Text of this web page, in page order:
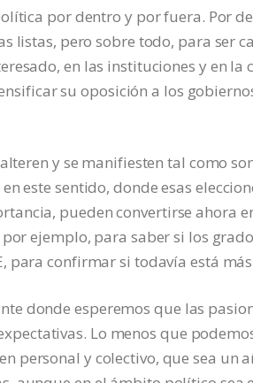
por dentro y por fuera. Por
listas, pero sobre todo, para ser
en las instituciones y en la
su oposición a los
y se manifiesten tal como
este sentido, donde esas
pueden convertirse ahora
ejemplo, para saber si los
para confirmar si todavía está
donde esperemos que las
Lo menos que
personal y colectivo, que sea un